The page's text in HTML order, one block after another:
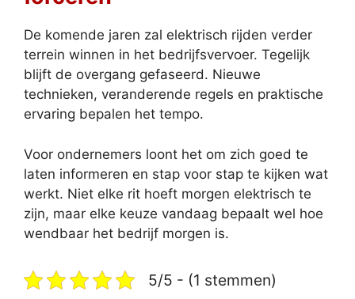
De komende jaren zal elektrisch rijden verder
terrein winnen in het bedrijfsvervoer. Tegelijk
blijft de overgang gefaseerd. Nieuwe
technieken, veranderende regels en praktische
ervaring bepalen het tempo.
Voor ondernemers loont het om zich goed te
laten informeren en stap voor stap te kijken wat
werkt. Niet elke rit hoeft morgen elektrisch te
zijn, maar elke keuze vandaag bepaalt wel hoe
wendbaar het bedrijf morgen is.
5/5 - (1 stemmen)